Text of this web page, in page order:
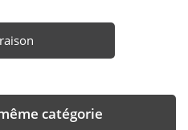
catégorie